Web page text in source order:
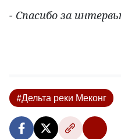
- Спасибо за
#Дельта реки Меконг